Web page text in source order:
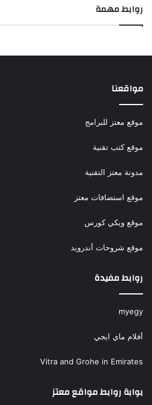
روابط مهمة
مواقعنا
موقع معتز للبرامج
موقع كتب تقنية
مدونة معتز التقنية
موقع استضافات معتز
موقع ويكي كورس
موقع شروحات أندرويد
روابط مفيدة
myegy
أفلام ماي ايجي
Vitra and Grohe in Emirates
بوابة روابط مواقع معتز